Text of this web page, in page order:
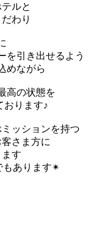
ルと
わり
を引き出せるよう
めながら
高の状態を
おります♪
ッションを持つ
さま方に
す
もあります✴︎